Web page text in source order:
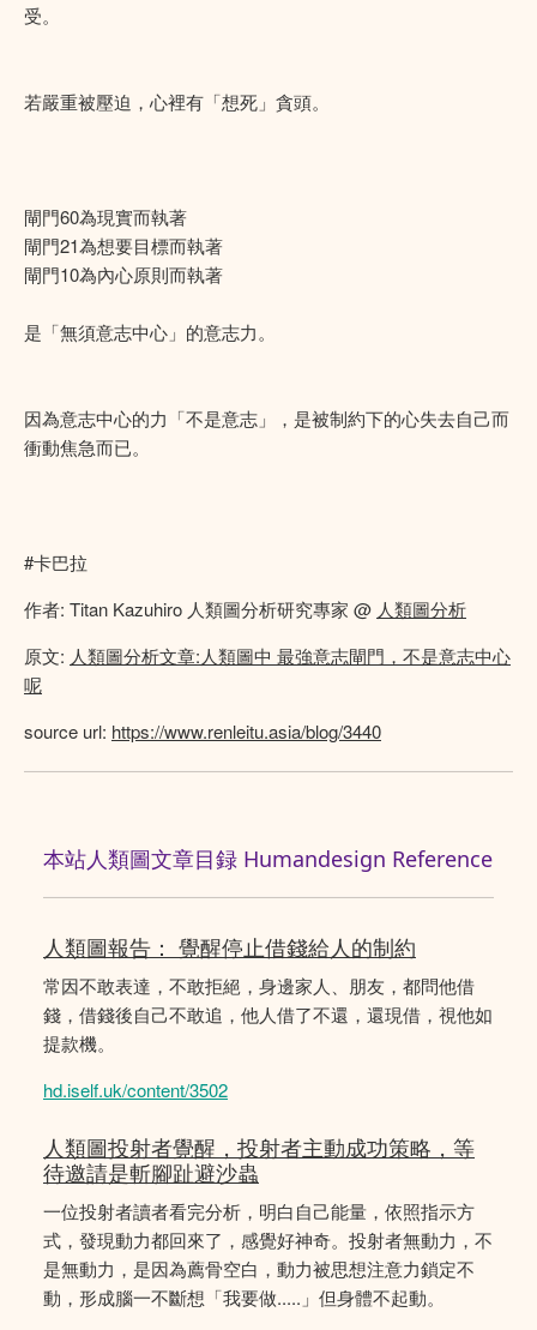
受。
若嚴重被壓迫，心裡有「想死」貪頭。
閘門60為現實而執著
閘門21為想要目標而執著
閘門10為內心原則而執著
是「無須意志中心」的意志力。
因為意志中心的力「不是意志」，是被制約下的心失去自己而
衝動焦急而已。
#卡巴拉
作者: Titan Kazuhiro 人類圖分析研究專家 @ 人類圖分析
原文: 人類圖分析文章:人類圖中 最強意志閘門，不是意志中心
呢
source url: https://www.renleitu.asia/blog/3440
本站人類圖文章目録 Humandesign Reference
人類圖報告： 覺醒停止借錢給人的制約
常因不敢表達，不敢拒絕，身邊家人、朋友，都問他借
錢，借錢後自己不敢追，他人借了不還，還現借，視他如
提款機。
hd.iself.uk/content/3502
人類圖投射者覺醒，投射者主動成功策略，等
待邀請是斬腳趾避沙蟲
一位投射者讀者看完分析，明白自己能量，依照指示方
式，發現動力都回來了，感覺好神奇。投射者無動力，不
是無動力，是因為薦骨空白，動力被思想注意力鎖定不
動，形成腦一不斷想「我要做.....」但身體不起動。